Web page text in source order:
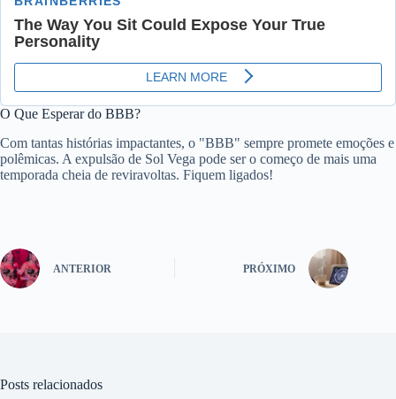
O Que Esperar do BBB?
Com tantas histórias impactantes, o "BBB" sempre promete emoções e
polêmicas. A expulsão de Sol Vega pode ser o começo de mais uma
temporada cheia de reviravoltas. Fiquem ligados!
ANTERIOR PRÓXIMO
Posts relacionados